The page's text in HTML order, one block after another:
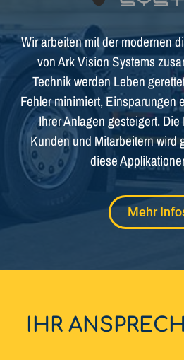
Wir arbeiten mit der modernen
von Ark Vision Systems
Technik werden Leben
Fehler minimiert, Einsparungen
Ihrer Anlagen gesteigert.
Kunden und Mitarbeitern wird
diese
Mehr
IHR